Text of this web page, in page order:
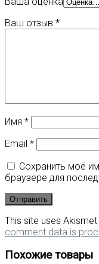
Ваш отзыв *
Имя *
Email *
Сохранить моё
браузере для
This site uses
comment data is
Похожие товары